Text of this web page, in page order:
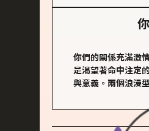
你們的關係充滿激
是渴望著命中注定
與意義。兩個浪漫